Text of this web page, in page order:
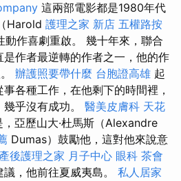
這兩部電影都是1980年代
Harold 護理之家 新店 五權路按
動作喜劇重啟。 幾十年來，聯合
作者最逆轉的作者之一，他的作
辦護照要帶什麼 台胞證高雄 起
各種工作，在他剩下的時間裡，
乎沒有成功。 醫美皮膚科 天花
，亞歷山大·杜馬斯（Alexandre
Dumas）鼓勵他，這對他來說意
產後護理之家 月子中心 眼科 茶會
，他前往夏威夷島。 私人居家